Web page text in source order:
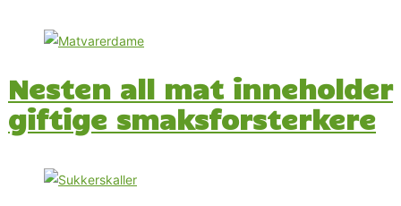
Nesten all mat inneholder
giftige smaksforsterkere